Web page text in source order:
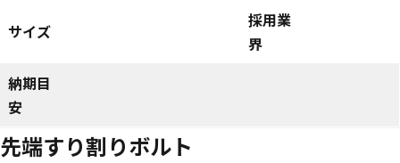
サイズ
採用業
界
納期目
安
先端すり割りボルト